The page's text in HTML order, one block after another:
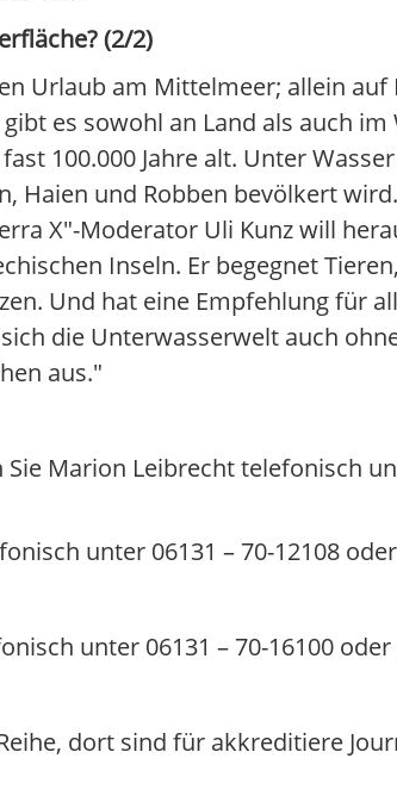
(2/2)
Urlaub am Mittelmeer; allein auf
es sowohl an Land als auch
100.000 Jahre alt. Unter
Haien und Robben bevölkert
X"-Moderator Uli Kunz will
Inseln. Er begegnet
Und hat eine Empfehlung für
die Unterwasserwelt auch
aus."
Marion Leibrecht telefonisch
unter 06131 – 70-12108
unter 06131 – 70-16100
dort sind für akkreditiere